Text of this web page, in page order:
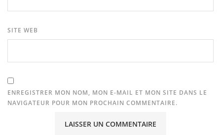
SITE WEB
ENREGISTRER MON NOM, MON E-MAIL ET MON SITE DANS LE
NAVIGATEUR POUR MON PROCHAIN COMMENTAIRE.